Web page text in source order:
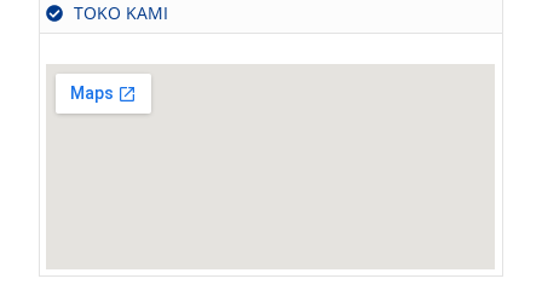
TOKO KAMI